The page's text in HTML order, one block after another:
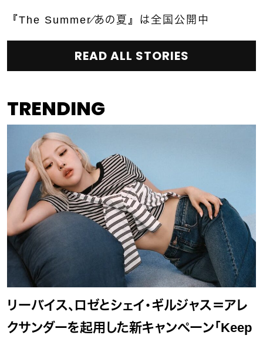
『The Summer／あの夏』は全国公開中
READ ALL STORIES
TRENDING
リーバイス、ロゼとシェイ・ギルジャス＝アレ
クサンダーを起用した新キャンペーン「Keep